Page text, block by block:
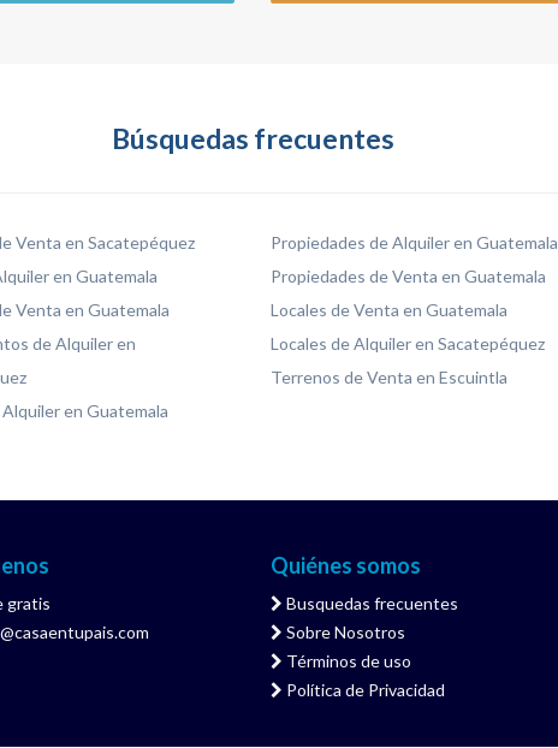
Búsquedas frecuentes
Venta en Sacatepéquez
en Guatemala
Venta en Guatemala
de Alquiler en
en Guatemala
Propiedades de Alquiler en Guatemala
Propiedades de Venta en Guatemala
Locales de Venta en Guatemala
Locales de Alquiler en Sacatepéquez
Terrenos de Venta en Escuintla
gratis
Quiénes somos
Busquedas frecuentes
Sobre Nosotros
Términos de uso
Política de Privacidad